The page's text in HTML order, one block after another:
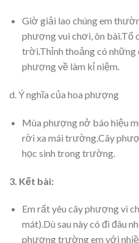
Giờ giải lao chúng em
phượng vui chơi, ôn bài.Tổ
trời.Thỉnh thoảng có những
phượng về làm kỉ niệm.
d. Ý nghĩa của hoa phượng
Mùa phượng nở báo hiệu
rời xa mái trường.Cây
học sinh trong trường.
3. Kết bài:
Em rất yêu cây phượng vì
mát).Dù sau này có đi đâu
phượng trường em với